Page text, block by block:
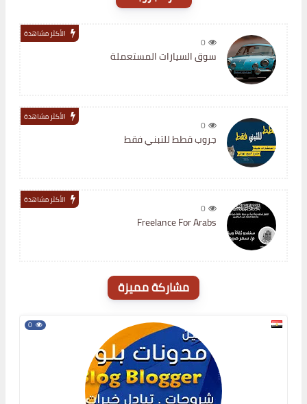
0
الأكثر مشاهدة
سوق السيارات المستعملة
0
الأكثر مشاهدة
جروب قطط للتبني فقط
0
الأكثر مشاهدة
Freelance For Arabs
مشاركة مميزة
0